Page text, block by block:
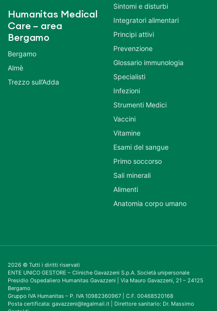
Humanitas Medical
Care – area
Bergamo
Bergamo
Almè
Trezzo sull’Adda
Sintomi e disturbi
Integratori alimentari
Principi attivi
Prevenzione
Glossario immunologia
Specialisti
Infezioni
Strumenti Medici
Vaccini
Vitamine
Esami del sangue
Primo soccorso
Sali minerali
Alimenti
Anatomia corpo umano
2026 © Tutti i diritti riservati
ENTE UNICO GESTORE – Cliniche Gavazzeni S.p.A. Società unipersonale
Presidio Ospedaliero Humanitas Gavazzeni | Via Mauro Gavazzeni, 21 – 24125
Bergamo
Gruppo IVA Humanitas – P. IVA 10982360967 | C.F. 00468520168
Posta certificata: gavazzeni@legalmail.it | Direttore sanitario: Dr. Massimo